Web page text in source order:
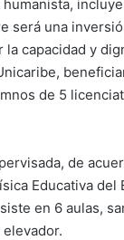
será una
la capacidad y
de 5
de
Educativa del
en 6 aulas,